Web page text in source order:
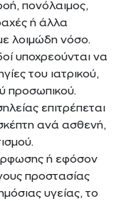
πονόλαιμος,
ή άλλα
λοιμώδη νόσο.
υποχρεούνται να
του ιατρικού,
προσωπικού.
επιτρέπεται
ανά ασθενή,
ή εφόσον
προστασίας
υγείας, το